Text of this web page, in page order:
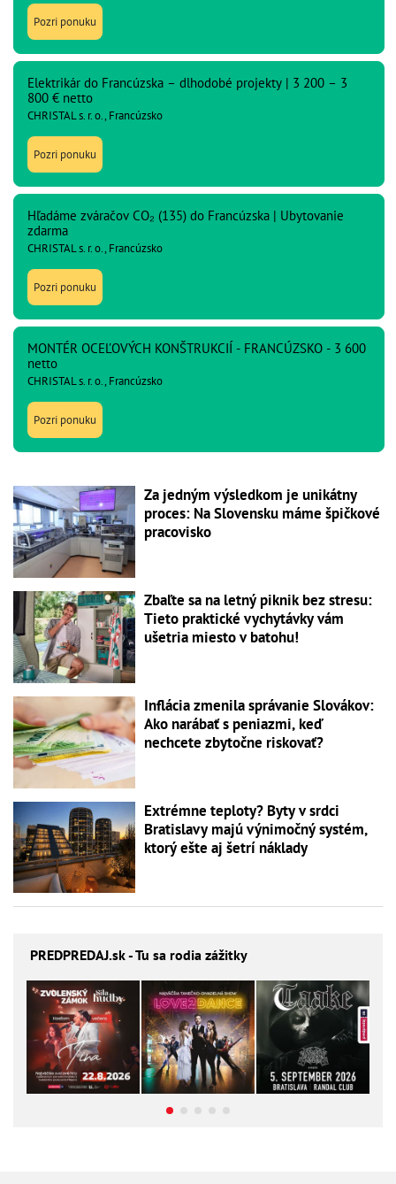
Pozri ponuku
Elektrikár do Francúzska – dlhodobé projekty | 3 200 – 3
800 € netto
CHRISTAL s. r. o., Francúzsko
Pozri ponuku
Hľadáme zváračov CO₂ (135) do Francúzska | Ubytovanie
zdarma
CHRISTAL s. r. o., Francúzsko
Pozri ponuku
MONTÉR OCEĽOVÝCH KONŠTRUKCIÍ - FRANCÚZSKO - 3 600
netto
CHRISTAL s. r. o., Francúzsko
Pozri ponuku
Za jedným výsledkom je unikátny
proces: Na Slovensku máme špičkové
pracovisko
Zbaľte sa na letný piknik bez stresu:
Tieto praktické vychytávky vám
ušetria miesto v batohu!
Inflácia zmenila správanie Slovákov:
Ako narábať s peniazmi, keď
nechcete zbytočne riskovať?
Extrémne teploty? Byty v srdci
Bratislavy majú výnimočný systém,
ktorý ešte aj šetrí náklady
PREDPREDAJ.sk - Tu sa rodia zážitky